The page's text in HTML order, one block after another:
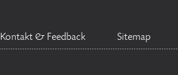
Kontakt & Feedback Sitemap